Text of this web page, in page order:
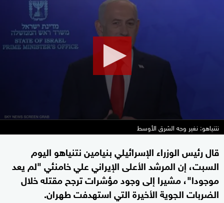
seconds
minutes,
seconds
نتنياهو: نغير وجه الشرق الأوسط
قال رئيس الوزراء الإسرائيلي بنيامين نتنياهو اليوم
السبت، إن المرشد الأعلى الإيراني علي خامنئي "لم يعد
موجودا"، مشيرا إلى وجود مؤشرات ترجح مقتله خلال
الضربات الجوية الأخيرة التي استهدفت طهران.